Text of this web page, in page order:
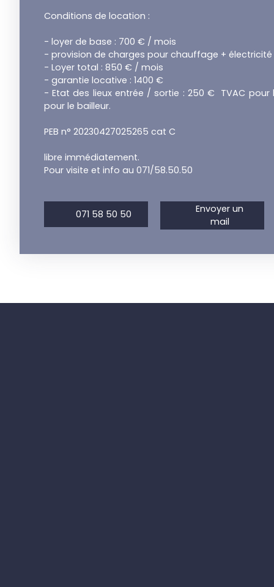
Conditions de location :
- loyer de base : 700 € / mois
- provision de charges pour chauffage +
- Loyer total : 850 € / mois
- garantie locative : 1400 €
- Etat des lieux entrée / sortie : 250 € TVAC
pour le bailleur.
PEB n° 20230427025265 cat C
libre immédiatement.
Pour visite et info au 071/58.50.50
071 58 50 50
Envoyer un
mail